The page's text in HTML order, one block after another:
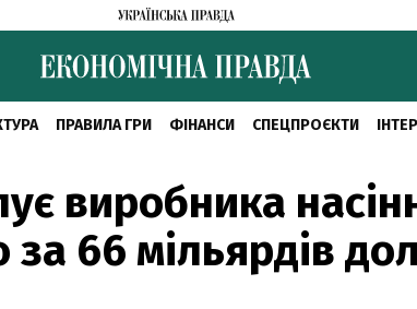
ПРАВИЛА ГРИ ФІНАНСИ СПЕЦПРОЄКТИ
виробника
66 мільярдів